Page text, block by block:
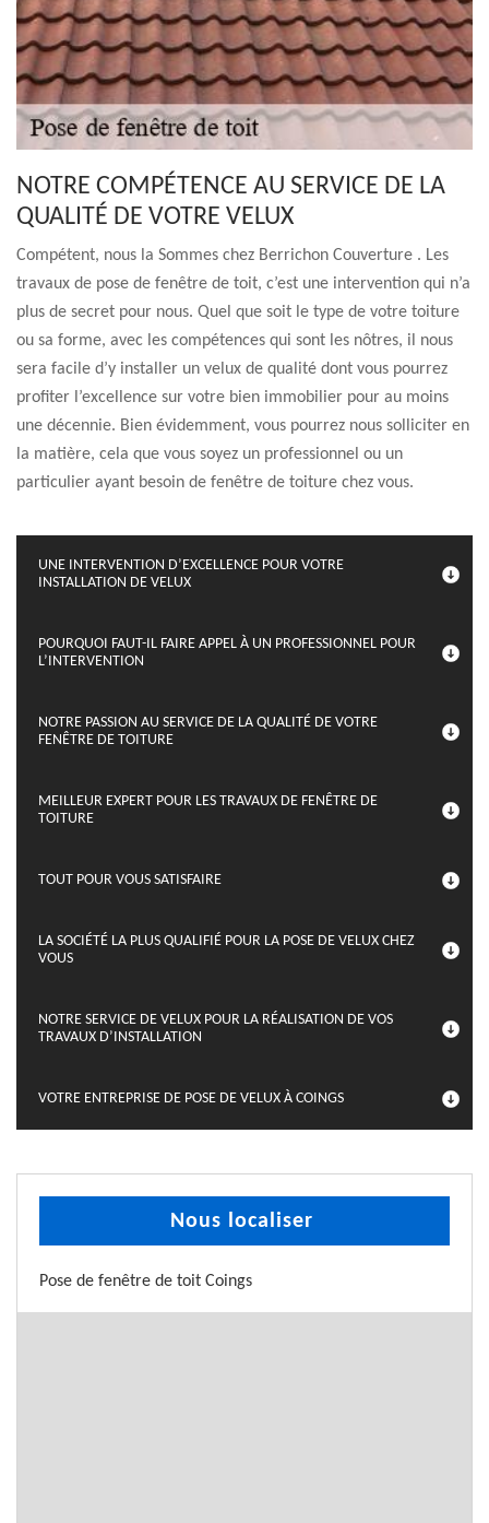
NOTRE COMPÉTENCE AU SERVICE DE LA
QUALITÉ DE VOTRE VELUX
Compétent, nous la Sommes chez Berrichon Couverture . Les
travaux de pose de fenêtre de toit, c’est une intervention qui n’a
plus de secret pour nous. Quel que soit le type de votre toiture
ou sa forme, avec les compétences qui sont les nôtres, il nous
sera facile d’y installer un velux de qualité dont vous pourrez
profiter l’excellence sur votre bien immobilier pour au moins
une décennie. Bien évidemment, vous pourrez nous solliciter en
la matière, cela que vous soyez un professionnel ou un
particulier ayant besoin de fenêtre de toiture chez vous.
UNE INTERVENTION D’EXCELLENCE POUR VOTRE
INSTALLATION DE VELUX
POURQUOI FAUT-IL FAIRE APPEL À UN PROFESSIONNEL POUR
L’INTERVENTION
NOTRE PASSION AU SERVICE DE LA QUALITÉ DE VOTRE
FENÊTRE DE TOITURE
MEILLEUR EXPERT POUR LES TRAVAUX DE FENÊTRE DE
TOITURE
TOUT POUR VOUS SATISFAIRE
LA SOCIÉTÉ LA PLUS QUALIFIÉ POUR LA POSE DE VELUX CHEZ
VOUS
NOTRE SERVICE DE VELUX POUR LA RÉALISATION DE VOS
TRAVAUX D’INSTALLATION
VOTRE ENTREPRISE DE POSE DE VELUX À COINGS
Nous localiser
Pose de fenêtre de toit Coings